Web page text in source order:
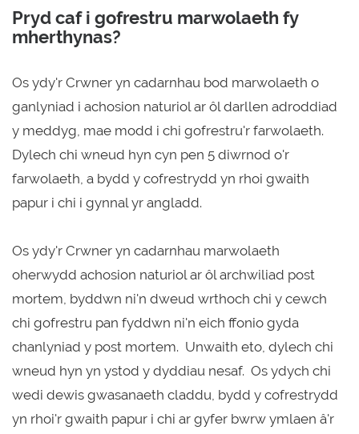
Pryd caf i gofrestru marwolaeth fy
mherthynas?
Os ydy'r Crwner yn cadarnhau bod marwolaeth o
ganlyniad i achosion naturiol ar ôl darllen adroddiad
y meddyg, mae modd i chi gofrestru'r farwolaeth.
Dylech chi wneud hyn cyn pen 5 diwrnod o'r
farwolaeth, a bydd y cofrestrydd yn rhoi gwaith
papur i chi i gynnal yr angladd.
Os ydy'r Crwner yn cadarnhau marwolaeth
oherwydd achosion naturiol ar ôl archwiliad post
mortem, byddwn ni'n dweud wrthoch chi y cewch
chi gofrestru pan fyddwn ni'n eich ffonio gyda
chanlyniad y post mortem. Unwaith eto, dylech chi
wneud hyn yn ystod y dyddiau nesaf. Os ydych chi
wedi dewis gwasanaeth claddu, bydd y cofrestrydd
yn rhoi'r gwaith papur i chi ar gyfer bwrw ymlaen â'r